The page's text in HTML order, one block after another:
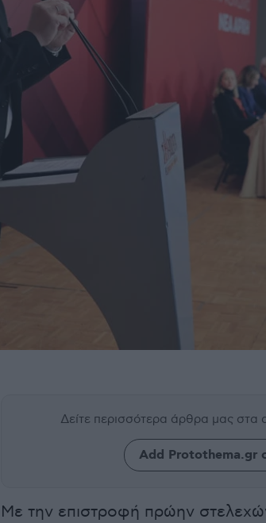
Δείτε περισσότερα άρθρα μας στα
Add Protothema.gr
Με την επιστροφή πρώην